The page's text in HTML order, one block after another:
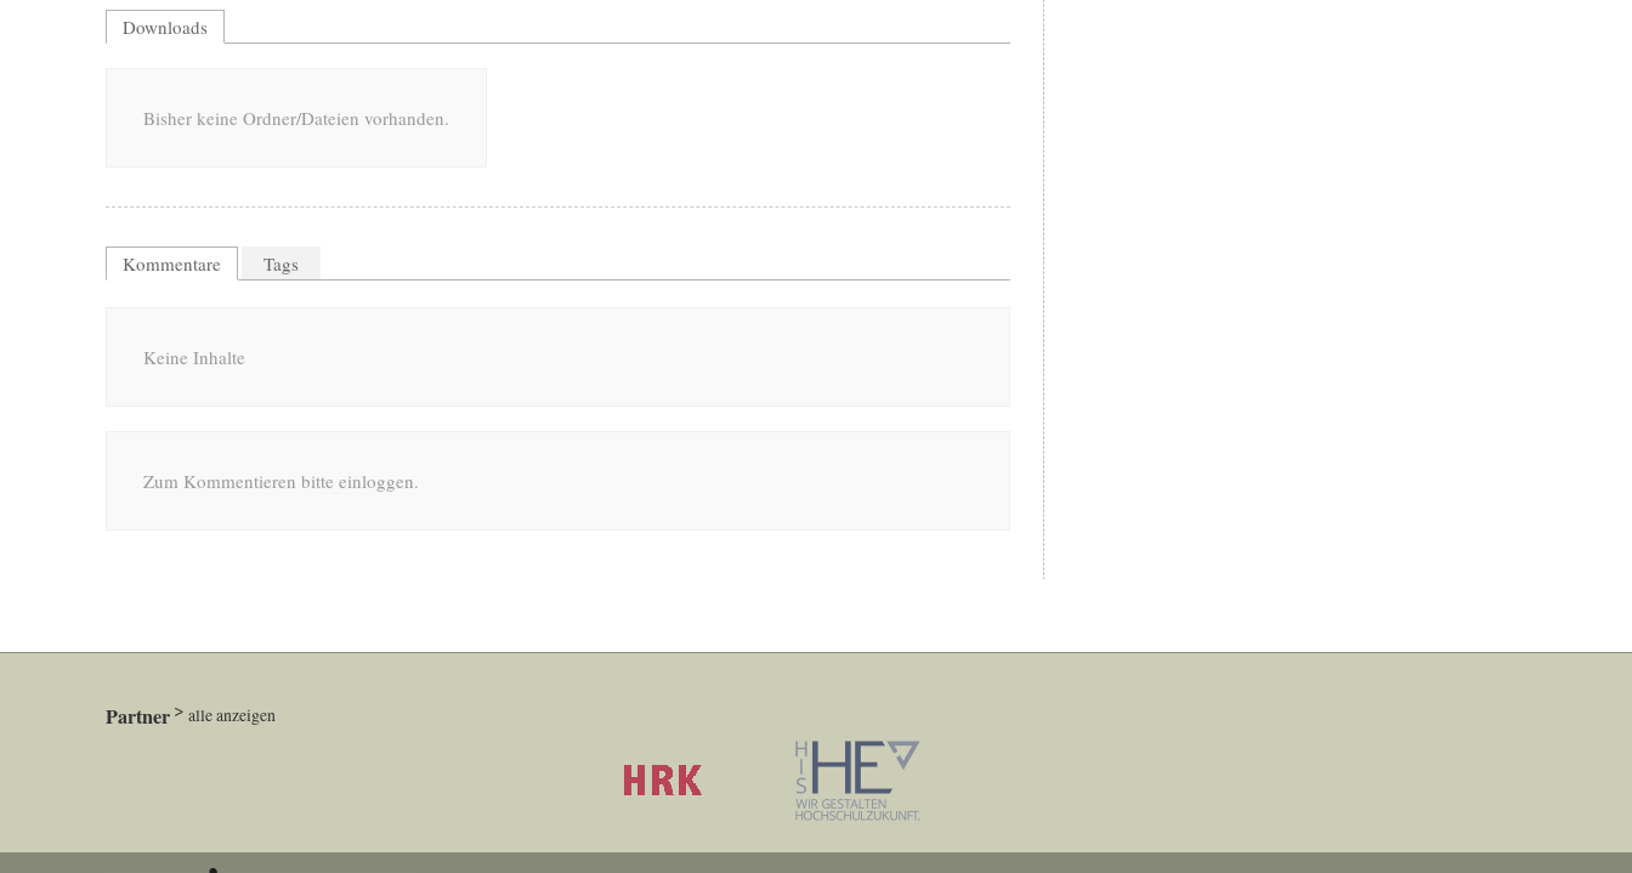
Downloads
Bisher keine Ordner/Dateien vorhanden.
Kommentare Tags
Keine Inhalte
Zum Kommentieren bitte einloggen.
Partner alle anzeigen